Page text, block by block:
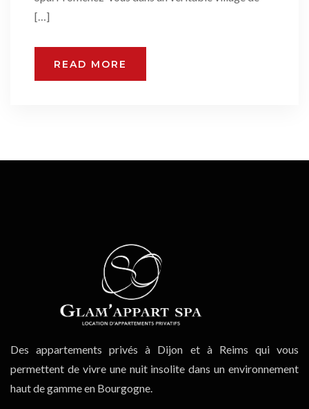
[…]
READ MORE
Des appartements privés à Dijon et à Reims qui vous
permettent de vivre une nuit insolite dans un environnement
haut de gamme en Bourgogne.